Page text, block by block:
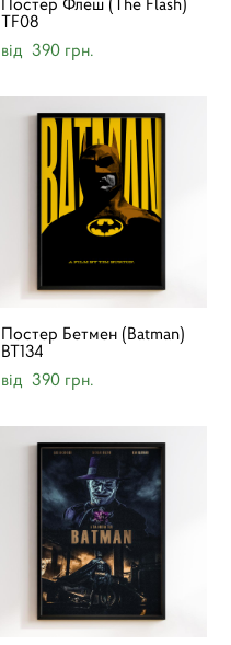
TF08
від 390 грн.
Постер Бетмен (Batman)
BT134
від 390 грн.